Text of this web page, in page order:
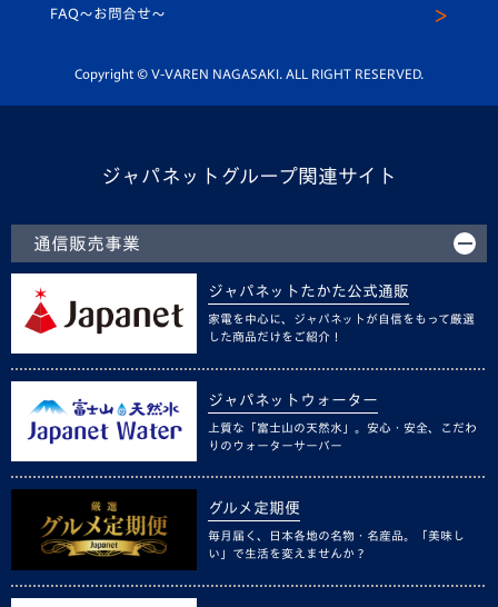
平和祈念活動
ホームタウン活動
スクール
FAQ〜お問合せ〜
Copyright © V-VAREN NAGASAKI. ALL RIGHT RESERVED.
ジャパネットグループ関連サイト
通信販売事業
ジャパネットたかた公式通販
家電を中心に、ジャパネットが自信をもって厳選
した商品だけをご紹介！
ジャパネットウォーター
上質な「富士山の天然水」。安心・安全、こだわ
りのウォーターサーバー
グルメ定期便
毎月届く、日本各地の名物・名産品。「美味し
い」で生活を変えませんか？